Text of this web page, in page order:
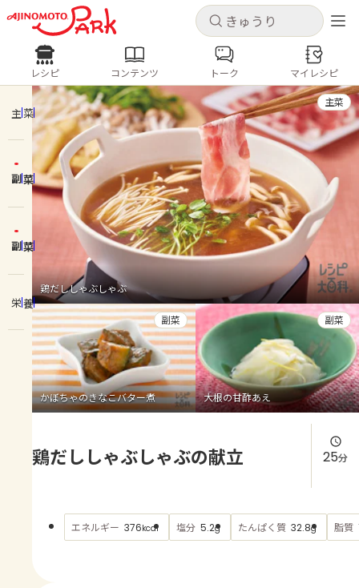
キャンセル
ログインするとレシピを保存できます
ログイン 新規登録
ホーム
コンテンツ
レシピ
トーク
よくあるお問い合わせ
お買い物
AJINOMOTO PARK とは
キャンセル
レシピ コンテンツ
人気の食材・レシピ
きゅうり なす トマト
とうもろこし
ピーマン
みょうが ゴーヤ
レシピ コンテンツ トーク マイレシピ
主菜
副菜
副菜
栄養
鶏だししゃぶしゃぶ
主菜
かぼちゃのきなこバター煮
副菜
大根の甘酢あえ
副菜
鶏だししゃぶしゃぶの献立 25分
エネルギー 376kcal 塩分 5.2g たんぱく質 32.8g 脂質